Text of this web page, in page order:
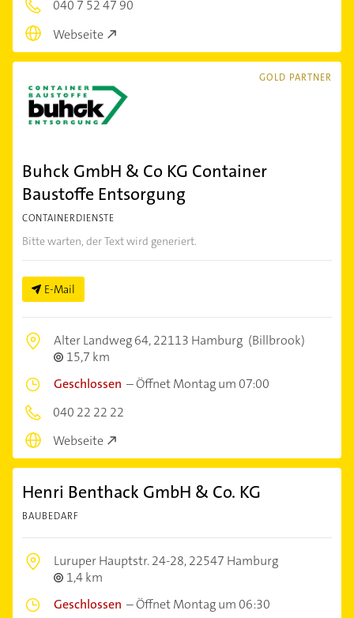
040 7 52 47 90
Webseite
GOLD PARTNER
Buhck GmbH & Co KG Container
Baustoffe Entsorgung
CONTAINERDIENSTE
Bitte warten, der Text wird generiert.
E-Mail
Alter Landweg 64,22113 Hamburg (Billbrook)
15,7 km
Geschlossen –Öffnet Montag um 07:00
040 22 22 22
Webseite
Henri Benthack GmbH & Co. KG
BAUBEDARF
Luruper Hauptstr. 24-28,22547 Hamburg
1,4 km
Geschlossen –Öffnet Montag um 06:30